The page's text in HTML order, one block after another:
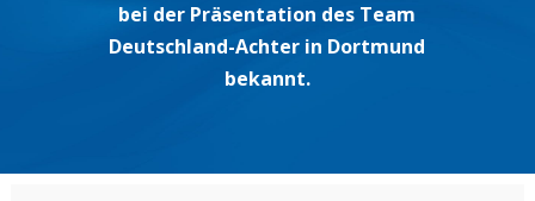
bei der Präsentation des Team
Deutschland-Achter in Dortmund
bekannt.